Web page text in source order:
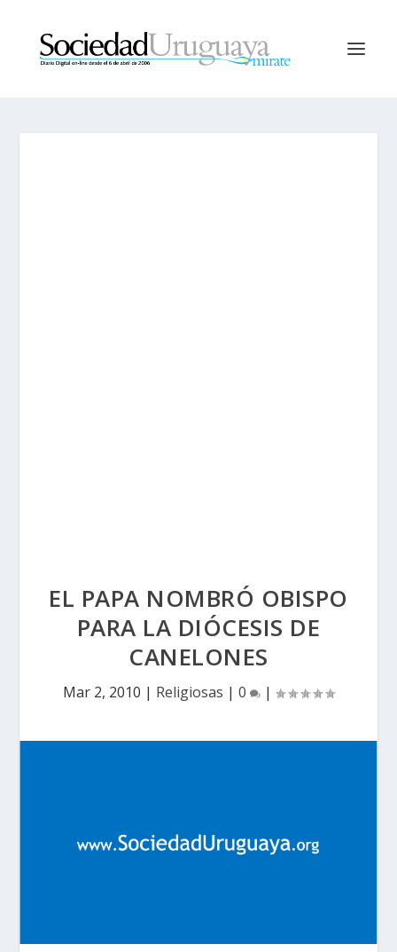
EL PAPA NOMBRÓ OBISPO
PARA LA DIÓCESIS DE
CANELONES
Mar 2, 2010 | Religiosas | 0 |